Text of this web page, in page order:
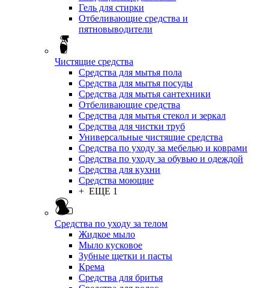
Гель для стирки
Отбеливающие средства и
пятновыводители
Чистящие средства
Средства для мытья пола
Средства для мытья посуды
Средства для мытья сантехники
Отбеливающие средства
Средства для мытья стекол и зеркал
Средства для чистки труб
Универсальные чистящие средства
Средства по уходу за мебелью и коврами
Средства по уходу за обувью и одеждой
Средства для кухни
Средства моющие
+ ЕЩЕ 1
Средства по уходу за телом
Жидкое мыло
Мыло кусковое
Зубные щетки и пасты
Крема
Средства для бритья